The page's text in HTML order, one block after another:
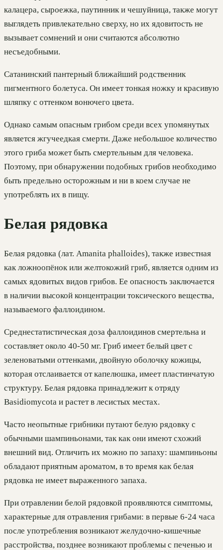
калацера, сыроежка, паутинник и чешуйница, также могут
выглядеть привлекательно сверху, но их ядовитость не
вызывает сомнений и они считаются абсолютно
несъедобными.
Сатанинский пантерный ближайший родственник
пигментного болетуса. Он имеет тонкая ножку и красивую
шляпку с оттенком вонючего цвета.
Однако самым опасным грибом среди всех упомянутых
является жгучеедкая смерти. Даже небольшое количество
этого гриба может быть смертельным для человека.
Поэтому, при обнаружении подобных грибов необходимо
быть предельно осторожным и ни в коем случае не
употреблять их в пищу.
Белая рядовка
Белая рядовка (лат. Amanita phalloides), также известная
как ложноопёнок или желтокожий гриб, является одним из
самых ядовитых видов грибов. Ее опасность заключается
в наличии высокой концентрации токсического вещества,
называемого фаллоидином.
Среднестатистическая доза фаллоидинов смертельна и
составляет около 40-50 мг. Гриб имеет белый цвет с
зеленоватыми оттенками, двойную оболочку кожицы,
которая отслаивается от капелюшка, имеет пластинчатую
структуру. Белая рядовка принадлежит к отряду
Basidiomycota и растет в лесистых местах.
Часто неопытные грибники путают белую рядовку с
обычными шампиньонами, так как они имеют схожий
внешний вид. Отличить их можно по запаху: шампиньоны
обладают приятным ароматом, в то время как белая
рядовка не имеет выраженного запаха.
При отравлении белой рядовкой проявляются симптомы,
характерные для отравления грибами: в первые 6-24 часа
после употребления возникают желудочно-кишечные
расстройства, позднее возникают проблемы с печенью и